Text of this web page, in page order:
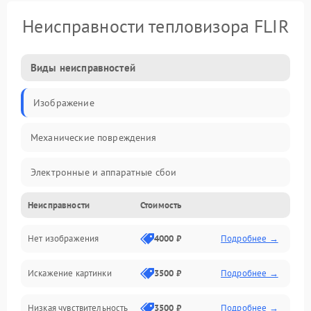
Неисправности тепловизора FLIR
Виды неисправностей
Изображение
Механические повреждения
Электронные и аппаратные сбои
Неисправности сенсора и оптики
Программные ошибки
Электропитание
Неисправности Стоимость
Нет изображения 4000 ₽ Подробнее →
Искажение картинки 3500 ₽ Подробнее →
Низкая чувствительность 3500 ₽ Подробнее →